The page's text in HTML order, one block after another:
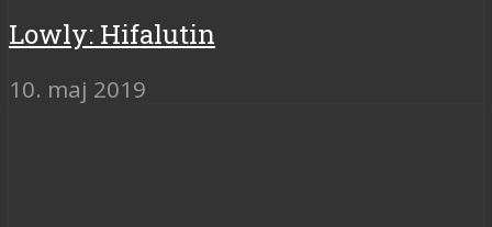
Lowly: Hifalutin
10. maj 2019